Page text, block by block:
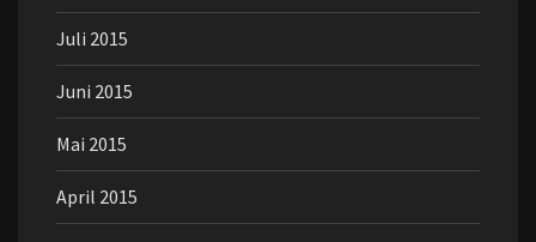
Juli 2015
Juni 2015
Mai 2015
April 2015